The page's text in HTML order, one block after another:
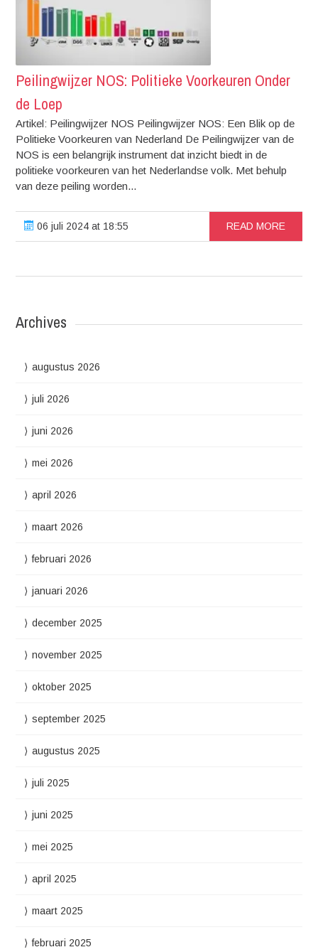
Peilingwijzer NOS: Politieke Voorkeuren Onder
de Loep
Artikel: Peilingwijzer NOS Peilingwijzer NOS: Een Blik op de
Politieke Voorkeuren van Nederland De Peilingwijzer van de
NOS is een belangrijk instrument dat inzicht biedt in de
politieke voorkeuren van het Nederlandse volk. Met behulp
van deze peiling worden...
06 juli 2024 at 18:55 READ MORE
Archives
augustus 2026
juli 2026
juni 2026
mei 2026
april 2026
maart 2026
februari 2026
januari 2026
december 2025
november 2025
oktober 2025
september 2025
augustus 2025
juli 2025
juni 2025
mei 2025
april 2025
maart 2025
februari 2025